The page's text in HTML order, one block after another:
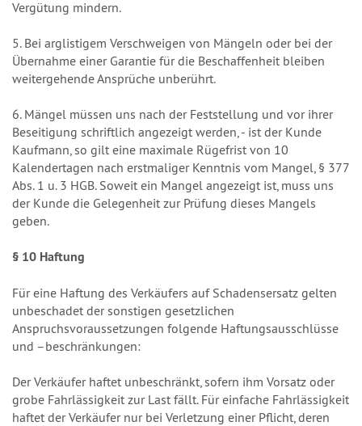
Vergütung mindern.
5. Bei arglistigem Verschweigen von Mängeln oder bei der
Übernahme einer Garantie für die Beschaffenheit bleiben
weitergehende Ansprüche unberührt.
6. Mängel müssen uns nach der Feststellung und vor ihrer
Beseitigung schriftlich angezeigt werden, - ist der Kunde
Kaufmann, so gilt eine maximale Rügefrist von 10
Kalendertagen nach erstmaliger Kenntnis vom Mangel, § 377
Abs. 1 u. 3 HGB. Soweit ein Mangel angezeigt ist, muss uns
der Kunde die Gelegenheit zur Prüfung dieses Mangels
geben.
§ 10 Haftung
Für eine Haftung des Verkäufers auf Schadensersatz gelten
unbeschadet der sonstigen gesetzlichen
Anspruchsvoraussetzungen folgende Haftungsausschlüsse
und –beschränkungen:
Der Verkäufer haftet unbeschränkt, sofern ihm Vorsatz oder
grobe Fahrlässigkeit zur Last fällt. Für einfache Fahrlässigkeit
haftet der Verkäufer nur bei Verletzung einer Pflicht, deren